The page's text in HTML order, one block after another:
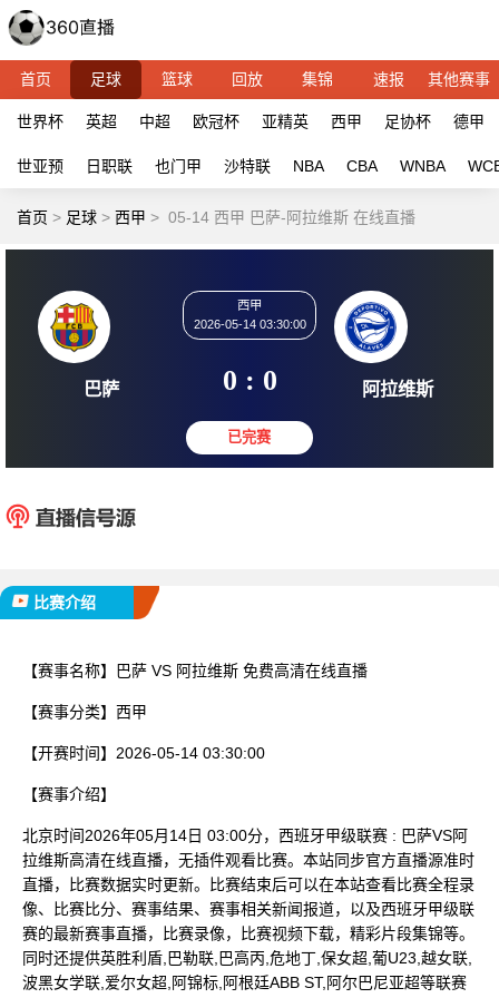
首页 足球 篮球 回放 集锦 速报 其他赛事
世界杯 英超 中超 欧冠杯 亚精英 西甲 足协杯 德甲
世亚预 日职联 也门甲 沙特联 NBA CBA WNBA
首页 > 足球 > 西甲 > 05-14 西甲 巴萨-阿拉维斯 在线直播
巴萨
2026-05-14 03:30:00
0 : 0 阿拉
比赛介绍
【赛事名称】 巴萨 VS 阿拉维斯 免费高清在线直播
【赛事分类】 西甲
【开赛时间】 2026-05-14 03:30:00
【赛事介绍】
北京时间2026年05月14日 03:00分，西班牙甲级联赛 : 巴萨VS阿
拉维斯高清在线直播，无插件观看比赛。本站同步官方直播源准时
直播，比赛数据实时更新。比赛结束后可以在本站查看比赛全程录
像、比赛比分、赛事结果、赛事相关新闻报道，以及西班牙甲级联
赛的最新赛事直播，比赛录像，比赛视频下载，精彩片段集锦等。
同时还提供英胜利盾,巴勒联,巴高丙,危地丁,保女超,葡U23,越女联,
波黑女学联,爱尔女超,阿锦标,阿根廷ABB ST,阿尔巴尼亚超等联赛